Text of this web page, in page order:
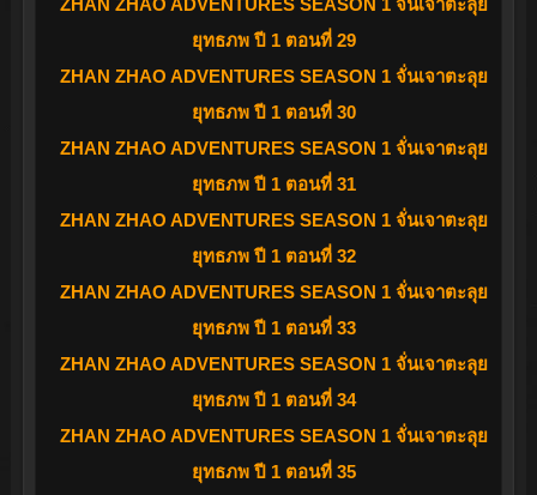
ยุทธภพ ปี 1 ตอนที่ 29
ZHAN ZHAO ADVENTURES SEASON 1 จั่นเจาตะลุย
ยุทธภพ ปี 1 ตอนที่ 30
ZHAN ZHAO ADVENTURES SEASON 1 จั่นเจาตะลุย
ยุทธภพ ปี 1 ตอนที่ 31
ZHAN ZHAO ADVENTURES SEASON 1 จั่นเจาตะลุย
ยุทธภพ ปี 1 ตอนที่ 32
ZHAN ZHAO ADVENTURES SEASON 1 จั่นเจาตะลุย
ยุทธภพ ปี 1 ตอนที่ 33
ZHAN ZHAO ADVENTURES SEASON 1 จั่นเจาตะลุย
ยุทธภพ ปี 1 ตอนที่ 34
ZHAN ZHAO ADVENTURES SEASON 1 จั่นเจาตะลุย
ยุทธภพ ปี 1 ตอนที่ 35